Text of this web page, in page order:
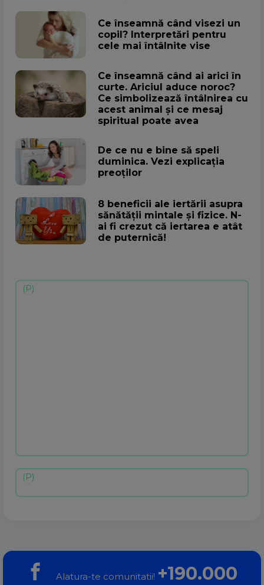
Ce înseamnă când visezi un
copil? Interpretări pentru
cele mai întâlnite vise
Ce înseamnă când ai arici în
curte. Ariciul aduce noroc?
Ce simbolizează întâlnirea cu
acest animal și ce mesaj
spiritual poate avea
De ce nu e bine să speli
duminica. Vezi explicația
preoților
8 beneficii ale iertării asupra
sănătății mintale și fizice. N-
ai fi crezut că iertarea e atât
de puternică!
Alatura-te comunitatii! +190.000